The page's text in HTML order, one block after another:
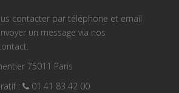
contacter par téléphone et email
un message via nos
75011 Paris
:
01 41 83 42 00